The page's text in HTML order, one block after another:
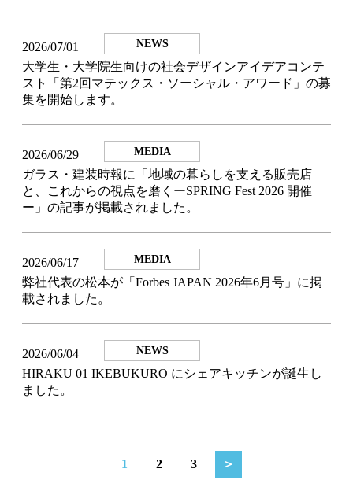
2026/07/01 NEWS
大学生・大学院生向けの社会デザインアイデアコンテ
スト「第2回マテックス・ソーシャル・アワード」の募
集を開始します。
2026/06/29 MEDIA
ガラス・建装時報に「地域の暮らしを支える販売店
と、これからの視点を磨くーSPRING Fest 2026 開催
ー」の記事が掲載されました。
2026/06/17 MEDIA
弊社代表の松本が「Forbes JAPAN 2026年6月号」に掲
載されました。
2026/06/04 NEWS
HIRAKU 01 IKEBUKURO にシェアキッチンが誕生し
ました。
1 2 3 ＞